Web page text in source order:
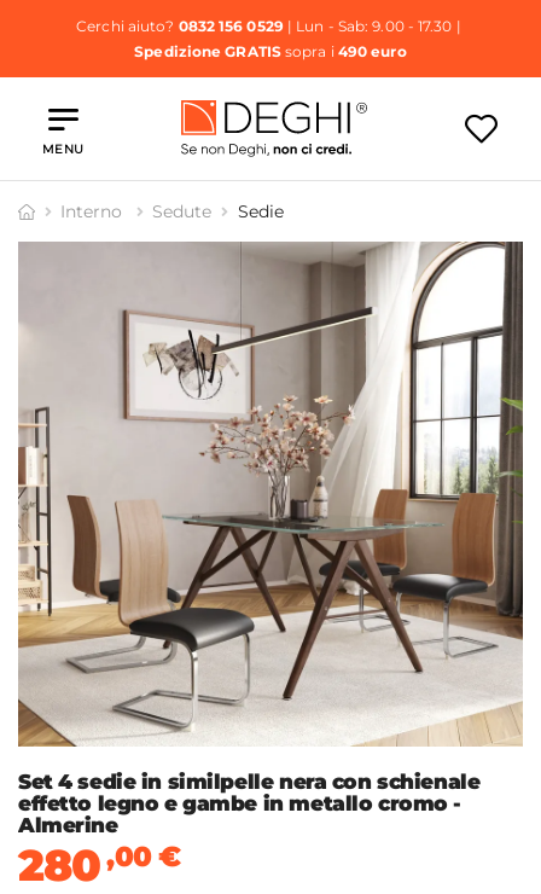
Cerchi aiuto? 0832 156 0529| Lun - Sab: 9.00 - 17.30 |
Spedizione GRATISsopra i 490 euro
MENU
Interno Sedute Sedie
Set 4 sedie in similpelle nera con schienale
effetto legno e gambe in metallo cromo -
Almerine
280,00€